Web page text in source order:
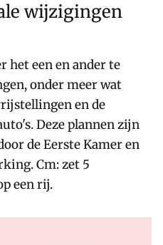
wijzigingen
het een en ander te
onder meer wat
en de
Deze plannen zijn
de Eerste Kamer en
Cm: zet 5
een rij.